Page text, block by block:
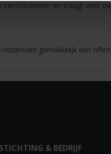
notarissen en vraagt voor
gemakkelijk een
STICHTING & BEDRIJF